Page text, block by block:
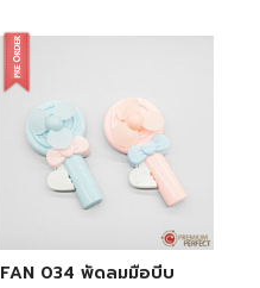
FAN 034 พัดลมมือบีบ